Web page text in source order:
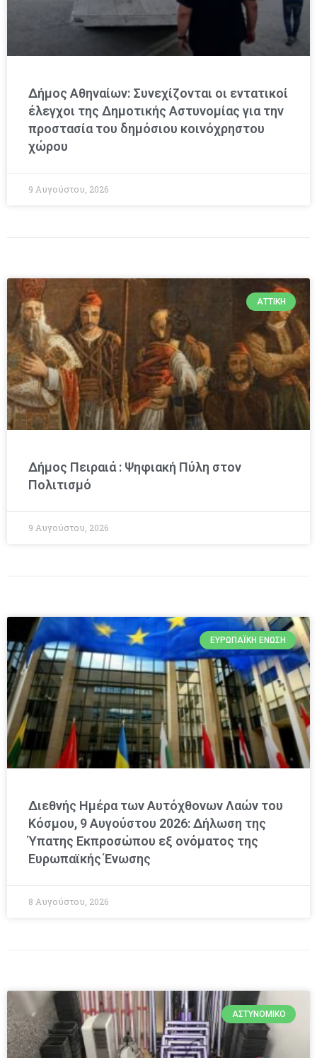
Δήμος Αθηναίων: Συνεχίζονται οι εντατικοί
έλεγχοι της Δημοτικής Αστυνομίας για την
προστασία του δημόσιου κοινόχρηστου
χώρου
9 Αυγούστου, 2026
ΑΤΤΙΚΉ
Δήμος Πειραιά : Ψηφιακή Πύλη στον
Πολιτισμό
9 Αυγούστου, 2026
ΕΥΡΩΠΑΪΚΉ ΈΝΩΣΗ
Διεθνής Ημέρα των Αυτόχθονων Λαών του
Κόσμου, 9 Αυγούστου 2026: Δήλωση της
Ύπατης Εκπροσώπου εξ ονόματος της
Ευρωπαϊκής Ένωσης
8 Αυγούστου, 2026
ΑΣΤΥΝΟΜΙΚΌ